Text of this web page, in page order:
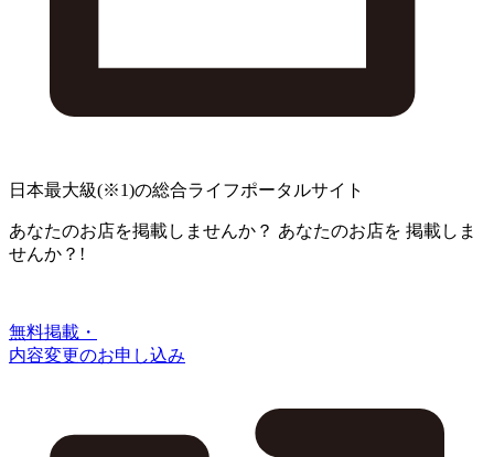
日本最大級(※1)の総合ライフポータルサイト
あなたのお店を掲載しませんか？ あなたのお店を 掲載しま
せんか？!
無料掲載・
内容変更のお申し込み